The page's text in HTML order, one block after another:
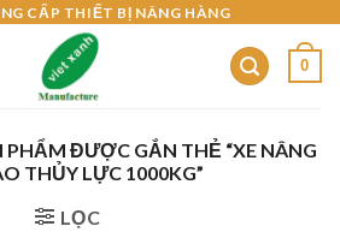
CẤP THIẾT BỊ NÂNG HÀNG
0
PHẨM ĐƯỢC GẮN THẺ “XE NÂNG
THỦY LỰC 1000KG”
LỌC